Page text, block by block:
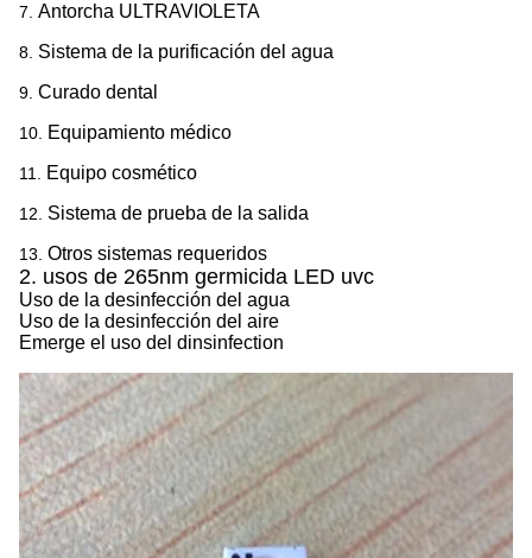
7. Antorcha ULTRAVIOLETA
8. Sistema de la purificación del agua
9. Curado dental
10. Equipamiento médico
11. Equipo cosmético
12. Sistema de prueba de la salida
13. Otros sistemas requeridos
2. usos de 265nm germicida LED uvc
Uso de la desinfección del agua
Uso de la desinfección del aire
Emerge el uso del dinsinfection